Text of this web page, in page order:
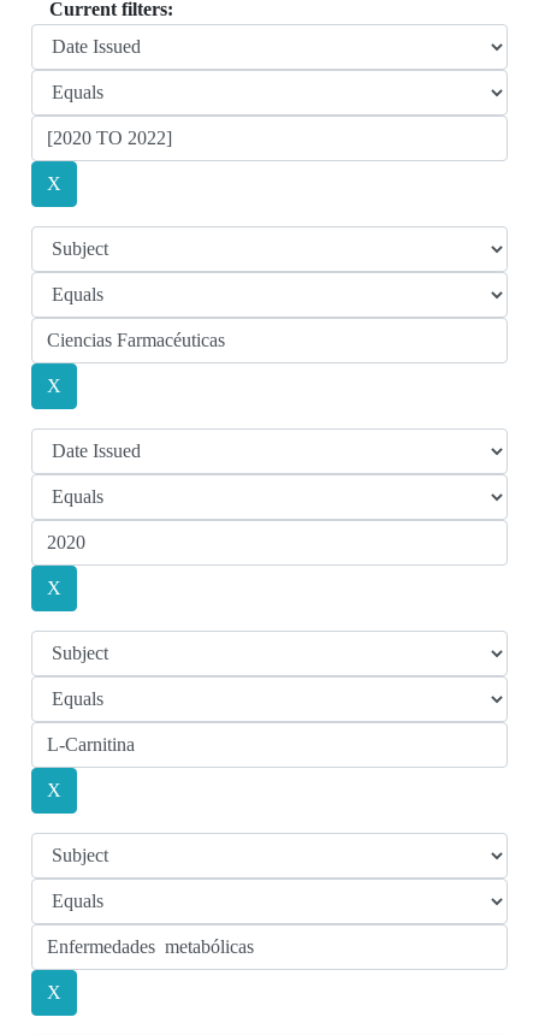
Current filters: